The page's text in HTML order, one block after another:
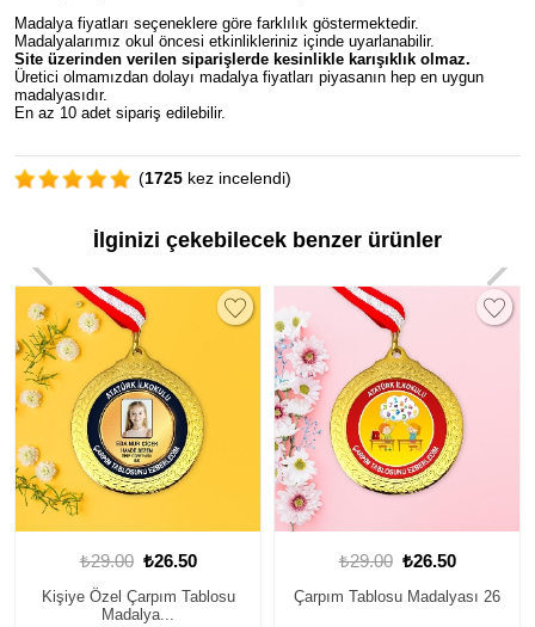
Madalya fiyatları seçeneklere göre farklılık göstermektedir.
Madalyalarımız okul öncesi etkinlikleriniz içinde uyarlanabilir.
Site üzerinden verilen siparişlerde kesinlikle karışıklık olmaz.
Üretici olmamızdan dolayı madalya fiyatları piyasanın hep en uygun
madalyasıdır.
En az 10 adet sipariş edilebilir.
(1725 kez incelendi)
İlginizi çekebilecek benzer ürünler
₺29.00
Çarpım Tablosu Madalyası 26
₺29.00
Çarpım Tablosu